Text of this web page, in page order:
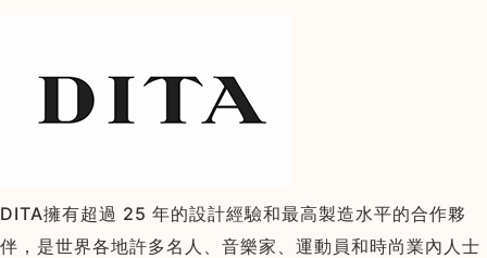
DITA擁有超過 25 年的設計經驗和最高製造水平的合作夥
伴，是世界各地許多名人、音樂家、運動員和時尚業內人士